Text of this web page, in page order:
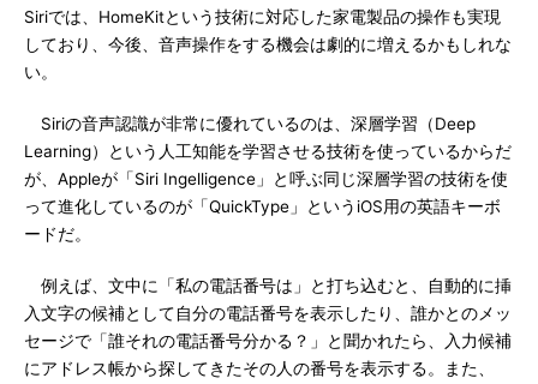
Siriでは、HomeKitという技術に対応した家電製品の操作も実現
しており、今後、音声操作をする機会は劇的に増えるかもしれな
い。
Siriの音声認識が非常に優れているのは、深層学習（Deep
Learning）という人工知能を学習させる技術を使っているからだ
が、Appleが「Siri Ingelligence」と呼ぶ同じ深層学習の技術を使
って進化しているのが「QuickType」というiOS用の英語キーボ
ードだ。
例えば、文中に「私の電話番号は」と打ち込むと、自動的に挿
入文字の候補として自分の電話番号を表示したり、誰かとのメッ
セージで「誰それの電話番号分かる？」と聞かれたら、入力候補
にアドレス帳から探してきたその人の番号を表示する。また、